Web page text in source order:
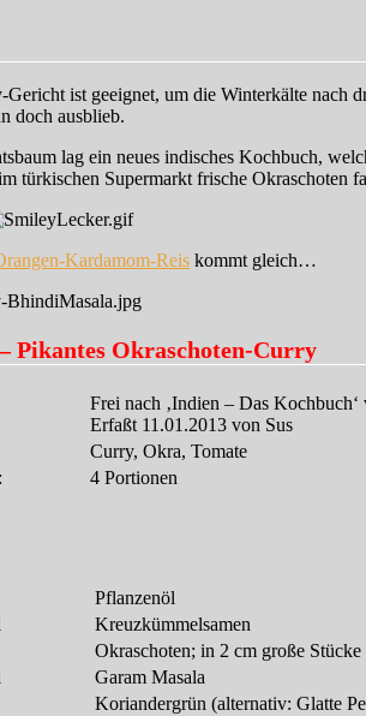
ist geeignet, um die Winterkälte nach
doch ausblieb.
lag ein neues indisches Kochbuch,
türkischen Supermarkt frische Okraschoten
Kardamom-Reis kommt gleich…
Pikantes Okraschoten-Curry
Frei nach ‚Indien – Das Kochbuch‘
Erfaßt 11.01.2013 von Sus
Curry, Okra, Tomate
4 Portionen
Pflanzenöl
Kreuzkümmelsamen
Okraschoten; in 2 cm große Stücke
Garam Masala
Koriandergrün (alternativ: Glatte